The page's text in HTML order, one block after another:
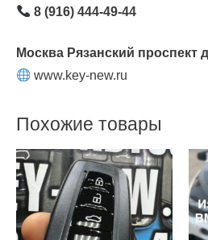
8 (916) 444-49-44
Москва Рязанский проспект
www.key-new.ru
Похожие товары